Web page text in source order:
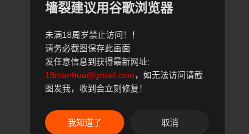
墙裂建议用谷歌浏览器
未满18周岁禁止访问！！
请务必截图保存此画面
发任意信息到获得最新网址:
19manhua@gmail.com，如无法访问请截
图发我，收到会立刻修复！
我知道了 取消